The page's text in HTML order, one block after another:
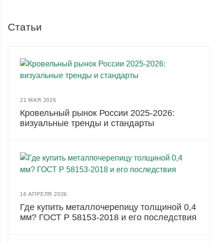
Статьи
21 МАЯ 2026
Кровельный рынок России 2025-2026:
визуальные тренды и стандарты
16 АПРЕЛЯ 2026
Где купить металлочерепицу толщиной 0,4
мм? ГОСТ Р 58153-2018 и его последствия